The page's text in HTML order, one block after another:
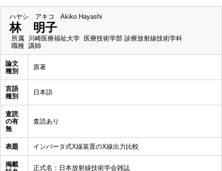
ハヤシ アキコ Akiko Hayashi
林 明子
所属
川崎医療福祉大学 医療技術学部 診療放射線技術学科
職種 講師
論文
種別
原著
言語
種別
日本語
査読
の有
無
査読あり
表題 インバータ式X線装置のX線出力比較
掲載
正式名：日本放射線技術学会雑誌